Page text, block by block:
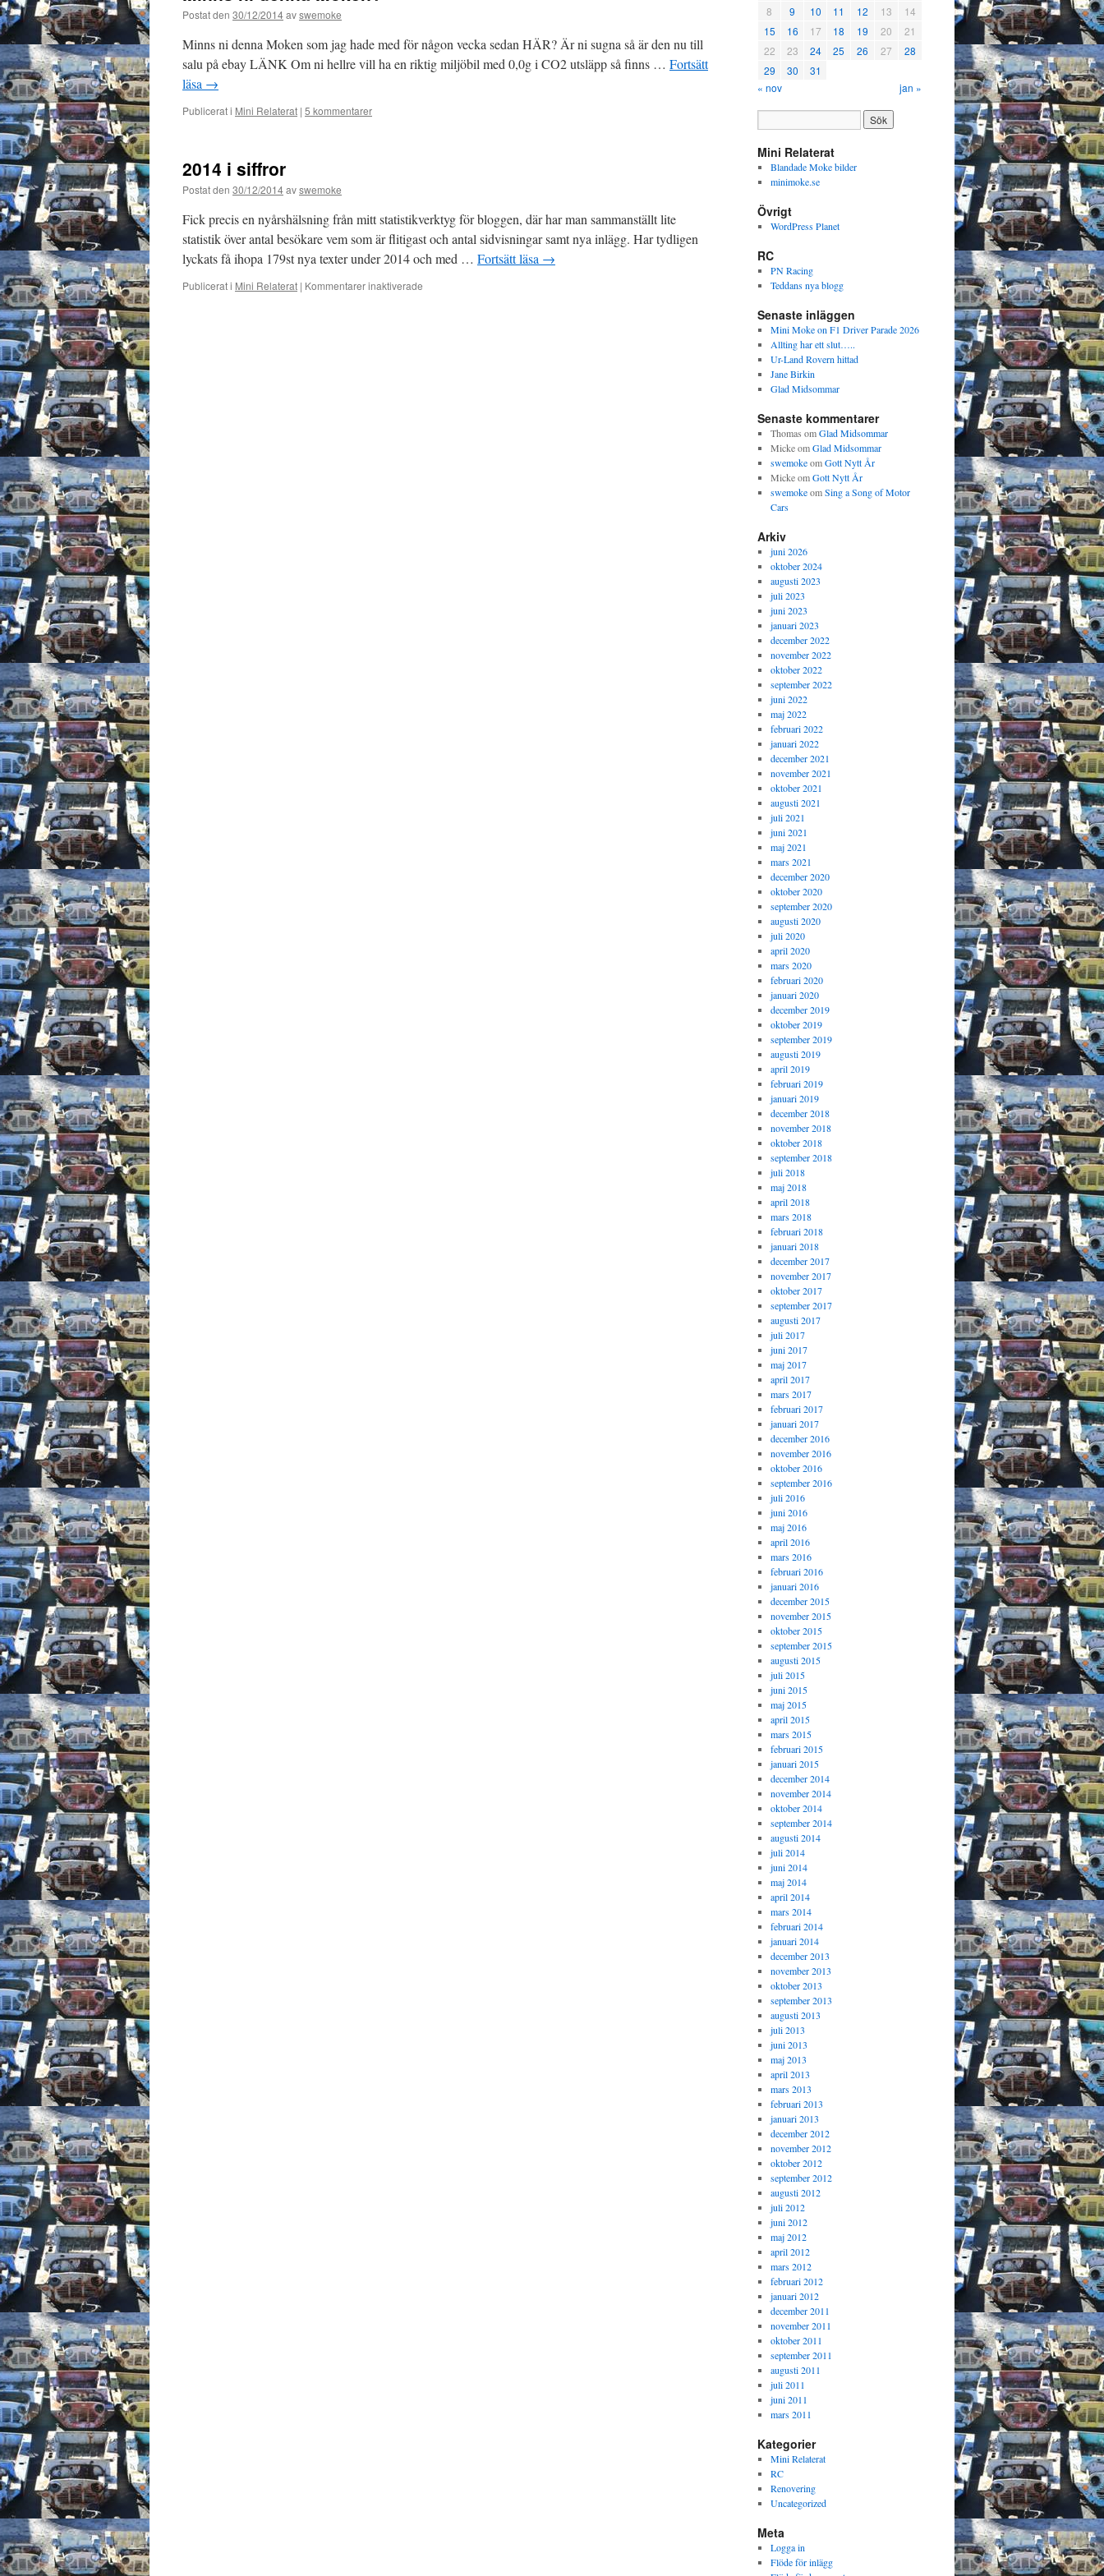
Postat den 30/12/2014avswemoke
Minns ni denna Moken som jag hade med för någon vecka sedan HÄR? Är ni sugna så är den nu till
salu på ebay LÄNK Om ni hellre vill ha en riktig miljöbil med 0,0g i CO2 utsläpp så finns … Fortsätt
läsa →
Publicerat i Mini Relaterat | 5 kommentarer
2014 i siffror
Postat den 30/12/2014avswemoke
Fick precis en nyårshälsning från mitt statistikverktyg för bloggen, där har man sammanställt lite
statistik över antal besökare vem som är flitigast och antal sidvisningar samt nya inlägg. Har tydligen
lyckats få ihopa 179st nya texter under 2014 och med … Fortsätt läsa →
Publicerat i Mini Relaterat | Kommentarer inaktiverade
8
9 10 11 12 13
14
15
16 17 18 19 20
21
22
23 24 25 26 27
28
29
30
31
« nov
jan »
Mini Relaterat
Blandade Moke bilder
minimoke.se
Övrigt
WordPress Planet
RC
PN Racing
Teddans nya blogg
Senaste inläggen
Mini Moke on F1 Driver Parade 2026
Allting har ett slut…..
Ur-Land Rovern hittad
Jane Birkin
Glad Midsommar
Senaste kommentarer
Thomas omGlad Midsommar
MickeomGlad Midsommar
swemokeomGott Nytt År
MickeomGott Nytt År
swemokeomSing a Song of Motor
Cars
Arkiv
juni 2026
oktober 2024
augusti 2023
juli 2023
juni 2023
januari 2023
december 2022
november 2022
oktober 2022
september 2022
juni 2022
maj 2022
februari 2022
januari 2022
december 2021
november 2021
oktober 2021
augusti 2021
juli 2021
juni 2021
maj 2021
mars 2021
december 2020
oktober 2020
september 2020
augusti 2020
juli 2020
april 2020
mars 2020
februari 2020
januari 2020
december 2019
oktober 2019
september 2019
augusti 2019
april 2019
februari 2019
januari 2019
december 2018
november 2018
oktober 2018
september 2018
juli 2018
maj 2018
april 2018
mars 2018
februari 2018
januari 2018
december 2017
november 2017
oktober 2017
september 2017
augusti 2017
juli 2017
juni 2017
maj 2017
april 2017
mars 2017
februari 2017
januari 2017
december 2016
november 2016
oktober 2016
september 2016
juli 2016
juni 2016
maj 2016
april 2016
mars 2016
februari 2016
januari 2016
december 2015
november 2015
oktober 2015
september 2015
augusti 2015
juli 2015
juni 2015
maj 2015
april 2015
mars 2015
februari 2015
januari 2015
december 2014
november 2014
oktober 2014
september 2014
augusti 2014
juli 2014
juni 2014
maj 2014
april 2014
mars 2014
februari 2014
januari 2014
december 2013
november 2013
oktober 2013
september 2013
augusti 2013
juli 2013
juni 2013
maj 2013
april 2013
mars 2013
februari 2013
januari 2013
december 2012
november 2012
oktober 2012
september 2012
augusti 2012
juli 2012
juni 2012
maj 2012
april 2012
mars 2012
februari 2012
januari 2012
december 2011
november 2011
oktober 2011
september 2011
augusti 2011
juli 2011
juni 2011
mars 2011
Kategorier
Mini Relaterat
RC
Renovering
Uncategorized
Meta
Logga in
Flöde för inlägg